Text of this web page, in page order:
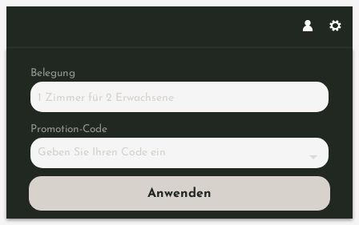
Belegung
1 Zimmer für 2 Erwachsene
Promotion-Code
Geben Sie Ihren Code ein
Anwenden